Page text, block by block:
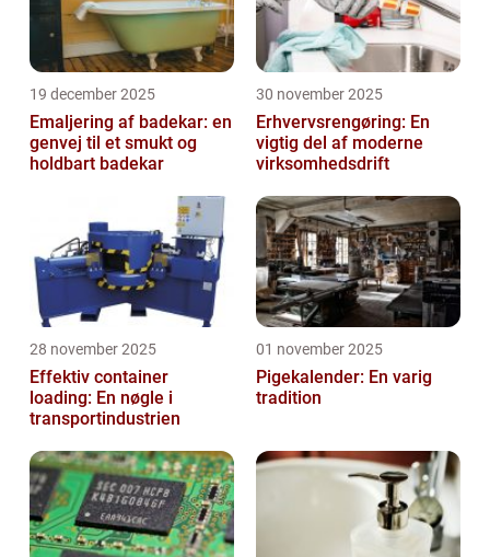
19 december 2025
Emaljering af badekar: en
genvej til et smukt og
holdbart badekar
30 november 2025
Erhvervsrengøring: En
vigtig del af moderne
virksomhedsdrift
28 november 2025
Effektiv container
loading: En nøgle i
transportindustrien
01 november 2025
Pigekalender: En varig
tradition